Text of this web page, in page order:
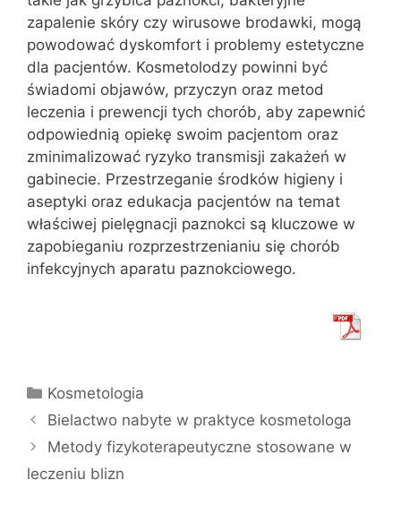
zapalenie skóry czy wirusowe brodawki, mogą
powodować dyskomfort i problemy estetyczne
dla pacjentów. Kosmetolodzy powinni być
świadomi objawów, przyczyn oraz metod
leczenia i prewencji tych chorób, aby zapewnić
odpowiednią opiekę swoim pacjentom oraz
zminimalizować ryzyko transmisji zakażeń w
gabinecie. Przestrzeganie środków higieny i
aseptyki oraz edukacja pacjentów na temat
właściwej pielęgnacji paznokci są kluczowe w
zapobieganiu rozprzestrzenianiu się chorób
infekcyjnych aparatu paznokciowego.
Kategorie
Kosmetologia
Bielactwo nabyte w praktyce kosmetologa
Metody fizykoterapeutyczne stosowane w
leczeniu blizn